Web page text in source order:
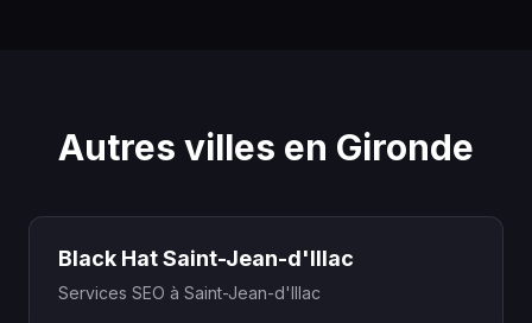
Autres villes en Gironde
Black Hat Saint-Jean-d'Illac
Services SEO à Saint-Jean-d'Illac